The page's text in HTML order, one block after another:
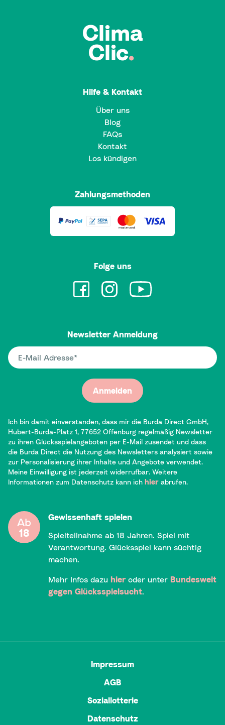
Clima
Clic.
Hilfe & Kontakt
Über uns
Blog
FAQs
Kontakt
Los kündigen
Zahlungsmethoden
Folge uns
Newsletter Anmeldung
E-Mail Adresse
Anmelden
Ich bin damit einverstanden, dass mir die Burda Direct GmbH,
Hubert-Burda-Platz 1, 77652 Offenburg regelmäßig Newsletter
zu ihren Glücksspielangeboten per E-Mail zusendet und dass
die Burda Direct die Nutzung des Newsletters analysiert sowie
zur Personalisierung ihrer Inhalte und Angebote verwendet.
Meine Einwilligung ist jederzeit widerrufbar. Weitere
Informationen zum Datenschutz kann ich hier abrufen.
Ab
18
Gewissenhaft spielen
Spielteilnahme ab 18 Jahren. Spiel mit
Verantwortung. Glücksspiel kann süchtig
machen.
Mehr Infos dazu hieroder unter Bundesweit
gegen Glücksspielsucht.
Impressum
AGB
Soziallotterie
Datenschutz